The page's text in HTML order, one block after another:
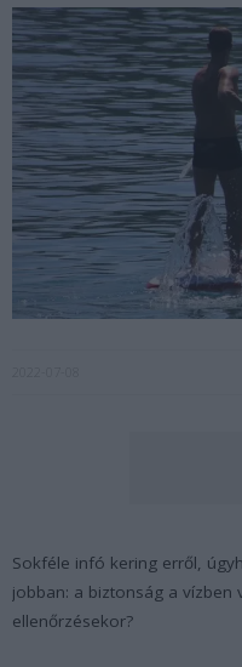
Sokféle infó kering erről,
jobban: a biztonság a vízben
ellenőrzésekor?